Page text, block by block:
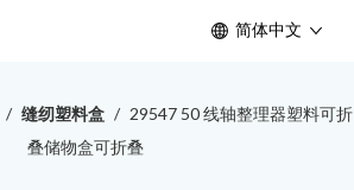
简体中文
/ 缝纫塑料盒 / 29547 50 线轴整理器塑料可折
叠储物盒可折叠